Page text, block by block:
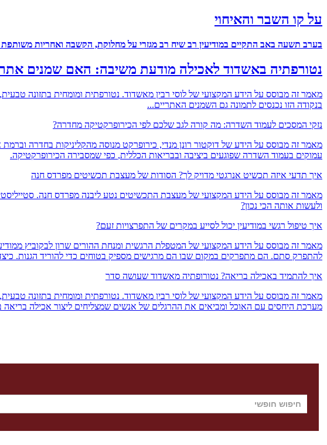
על קו השבר והאיחוי
בערב תשעה באב התקיים במודיעין רב שיח רב מגזרי על מחלוקת, הקשבה ואחריות
נטורפתיה באשדוד לאכילה מודעת משיבה: האם שמנים
מאמר זה מבוסס על הידע המקצועי של לוסי רבין מאשדוד. נטורפתית ומומחית בתזונה
בנקודה הזו נכנסים לתמונה גם השמנים האתריים...
נזקי המסכים לעמוד השדרה: מה קורה לגב שלכם לפי הכירופרקטיקה מחדרה?
מאמר זה מבוסס על הידע של דוקטור רונן מנדי, כירופרקט מנוסה מהקליניקות בחדרה
עמוקים בעמוד השדרה שפוגעים ביציבה ובבריאות הכללית, כפי שמסבירה הכירופרקטיקה.
איך תדעי איזה תכשיט אנרגטי מדויק לך? הסודות של מעצבת תכשיטים מפרדס חנה
מאמר זה מבוסס על הידע המקצועי של מעצבת התכשיטים נטע ליבנה מפרדס חנה.
ולעשות אותה הכי נכון?
איך טיפול רגשי במודיעין יכול לסייע במקרים של התפרצויות זעם?
מאמר זה מבוסס על הידע המקצועי של המטפלת הרגשית ומנחת ההורים שרון לבקוביץ
להתפרק סתם. הם מתפרקים במקום שבו הם מרגישים מספיק בטוחים כדי להוריד הגנות. כיצד
איך להתמיד באכילה בריאה? נטורופתיה מאשדוד שעושה סדר
מאמר זה מבוסס על הידע המקצועי של לוסי רבין מאשדוד. נטורפתית ומומחית בתזונה
מערכת היחסים עם האוכל ומביאים את ההרגלים של אנשים שמצליחים ליצור אכילה